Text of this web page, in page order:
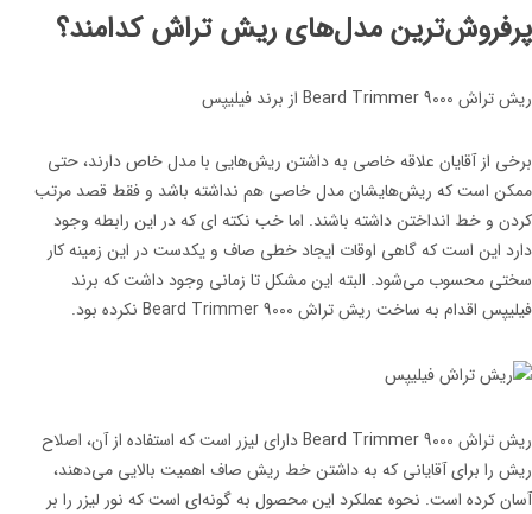
پرفروش‌ترین مدل‌های ریش تراش کدامند؟
ریش تراش Beard Trimmer 9000 از برند فیلیپس
برخی از آقایان علاقه خاصی به داشتن ریش‌هایی با مدل خاص دارند، حتی
ممکن است که ریش‌هایشان مدل خاصی هم نداشته باشد و فقط قصد مرتب
کردن و خط انداختن داشته باشند. اما خب نکته ای که در این رابطه وجود
دارد این است که گاهی اوقات ایجاد خطی صاف و یکدست در این زمینه کار
سختی محسوب می‌شود. البته این مشکل تا زمانی وجود داشت که برند
فیلیپس اقدام به ساخت ریش تراش Beard Trimmer 9000 نکرده بود.
ریش تراش Beard Trimmer 9000 دارای لیزر است که استفاده از آن، اصلاح
ریش را برای آقایانی که به داشتن خط ریش صاف اهمیت بالایی می‌دهند،
آسان کرده است. نحوه عملکرد این محصول به گونه‌ای است که نور لیزر را بر